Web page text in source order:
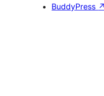
BuddyPress ↗